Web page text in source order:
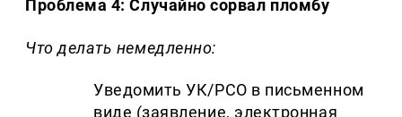
Проблема 4: Случайно сорвал пломбу
Что делать немедленно:
Уведомить УК/РСО в письменном
виде (заявление, электронная